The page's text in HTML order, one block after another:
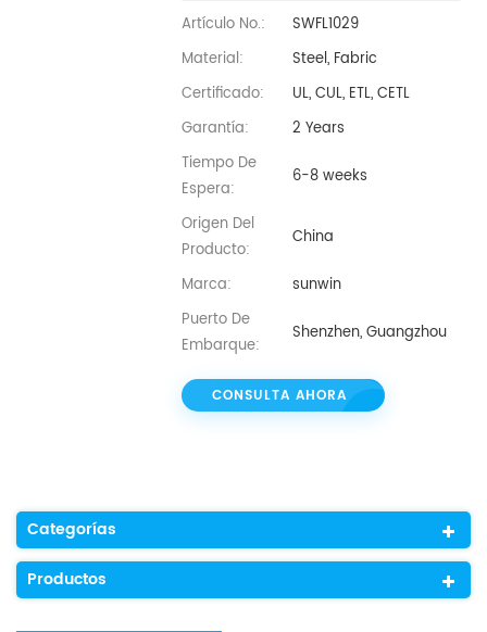
Artículo No.:
SWFL1029
Material:
Steel, Fabric
Certificado:
UL, CUL, ETL, CETL
Garantía:
2 Years
Tiempo De
Espera:
6-8 weeks
Origen Del
Producto:
China
Marca:
sunwin
Puerto De
Embarque:
Shenzhen, Guangzhou
CONSULTA AHORA
Categorías
Productos